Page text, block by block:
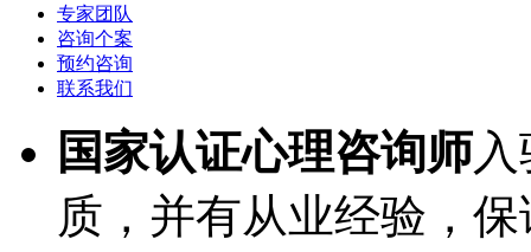
专家团队
咨询个案
预约咨询
联系我们
国家认证心理咨询师
质，并有从业经验，